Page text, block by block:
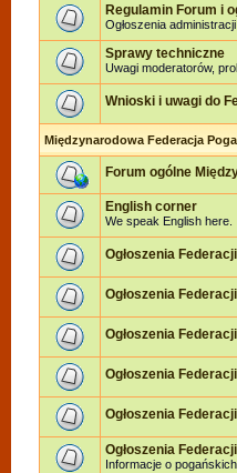
Regulamin Forum i
Ogłoszenia
Sprawy techniczne
Uwagi moderatorów,
Wnioski i uwagi do
Międzynarodowa Federacja
Forum ogólne
English corner
We speak English here.
Ogłoszenia
Ogłoszenia
Ogłoszenia
Ogłoszenia
Ogłoszenia
Ogłoszenia
Informacje o